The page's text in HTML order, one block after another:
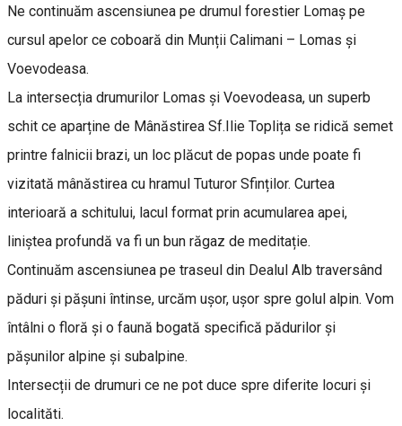
Ne continuăm ascensiunea pe drumul forestier Lomaș pe
cursul apelor ce coboară din Munții Calimani – Lomas și
Voevodeasa.
La intersecția drumurilor Lomas și Voevodeasa, un superb
schit ce aparține de Mânăstirea Sf.Ilie Toplița se ridică semet
printre falnicii brazi, un loc plăcut de popas unde poate fi
vizitată mânăstirea cu hramul Tuturor Sfinților. Curtea
interioară a schitului, lacul format prin acumularea apei,
liniștea profundă va fi un bun răgaz de meditație.
Continuăm ascensiunea pe traseul din Dealul Alb traversând
păduri și pășuni întinse, urcăm ușor, ușor spre golul alpin. Vom
întâlni o floră și o faună bogată specifică pădurilor și
pășunilor alpine și subalpine.
Intersecții de drumuri ce ne pot duce spre diferite locuri și
localităti.